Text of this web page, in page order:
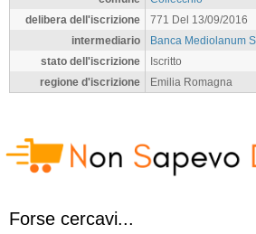
delibera dell'iscrizione
771 Del 13/09/2016
intermediario
Banca Mediolanum
stato dell'iscrizione
Iscritto
regione d'iscrizione
Emilia Romagna
Forse cercavi...